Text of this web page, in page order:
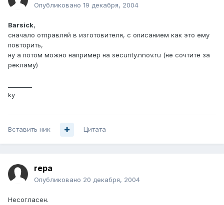
Опубликовано 19 декабря, 2004
Barsick,
сначало отправляй в изготовителя, с описанием как это ему
повторить,
ну а потом можно например на security.nnov.ru (не сочтите за
рекламу)
ky
Вставить ник Цитата
repa
Опубликовано 20 декабря, 2004
Несогласен.